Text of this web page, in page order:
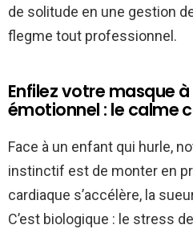
de solitude en une gestion
flegme tout professionnel.
Enfilez votre masque
émotionnel : le calme
Face à un enfant qui hurle,
instinctif est de monter en
cardiaque s’accélère, la
C’est biologique : le stress